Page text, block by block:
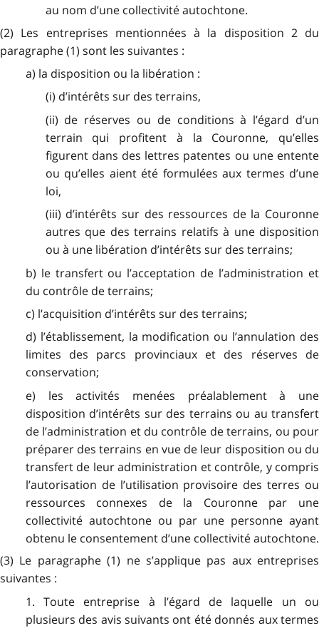
au nom d’une collectivité autochtone.
(2) Les entreprises mentionnées à la disposition 2 du
paragraphe (1) sont les suivantes :
a) la disposition ou la libération :
(i) d’intérêts sur des terrains,
(ii) de réserves ou de conditions à l’égard d’un
terrain qui profitent à la Couronne, qu’elles
figurent dans des lettres patentes ou une entente
ou qu’elles aient été formulées aux termes d’une
loi,
(iii) d’intérêts sur des ressources de la Couronne
autres que des terrains relatifs à une disposition
ou à une libération d’intérêts sur des terrains;
b) le transfert ou l’acceptation de l’administration et
du contrôle de terrains;
c) l’acquisition d’intérêts sur des terrains;
d) l’établissement, la modification ou l’annulation des
limites des parcs provinciaux et des réserves de
conservation;
e) les activités menées préalablement à une
disposition d’intérêts sur des terrains ou au transfert
de l’administration et du contrôle de terrains, ou pour
préparer des terrains en vue de leur disposition ou du
transfert de leur administration et contrôle, y compris
l’autorisation de l’utilisation provisoire des terres ou
ressources connexes de la Couronne par une
collectivité autochtone ou par une personne ayant
obtenu le consentement d’une collectivité autochtone.
(3) Le paragraphe (1) ne s’applique pas aux entreprises
suivantes :
1. Toute entreprise à l’égard de laquelle un ou
plusieurs des avis suivants ont été donnés aux termes